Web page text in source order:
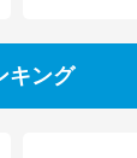
キング